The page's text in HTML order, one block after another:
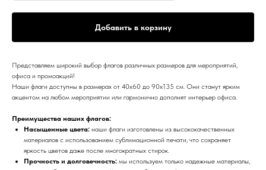
Добавить в корзину
Представляем широкий выбор флагов различных размеров для мероприятий,
офиса и промоакций!
Наши флаги доступны в размерах от 40х60 до 90х135 см. Они станут ярким
акцентом на любом мероприятии или гармонично дополнят интерьер офиса.
Преимущества наших флагов:
Насыщенные цвета: наши флаги изготовлены из высококачественных
материалов с использованием сублимационной печати, что сохраняет
яркость цветов даже после многократных стирок.
Прочность и долговечность: мы используем только надежные материалы,